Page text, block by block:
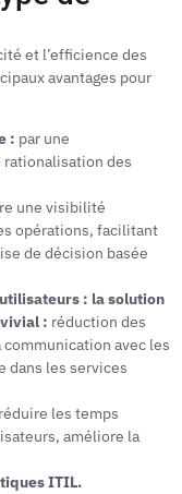
et l’efficience des
avantages pour
: par une
des
une visibilité
opérations, facilitant
de décision basée
: la solution
: réduction des
avec les
dans les services
réduire les temps
améliore la
ITIL.